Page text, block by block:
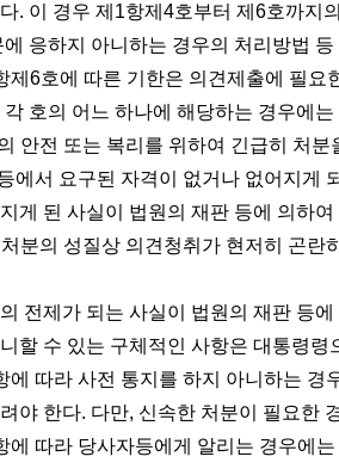
. 이 경우 제1항제4호부터 제6호까지
에 응하지 아니하는 경우의 처리방법
6호에 따른 기한은 의견제출에 필요
호의 어느 하나에 해당하는 경우에
안전 또는 복리를 위하여 긴급히 처분
에서 요구된 자격이 없거나 없어지게
게 된 사실이 법원의 재판 등에 의하
분의 성질상 의견청취가 현저히 곤란
전제가 되는 사실이 법원의 재판 등
할 수 있는 구체적인 사항은 대통령령
따라 사전 통지를 하지 아니하는 경
야 한다. 다만, 신속한 처분이 필요한
따라 당사자등에게 알리는 경우에